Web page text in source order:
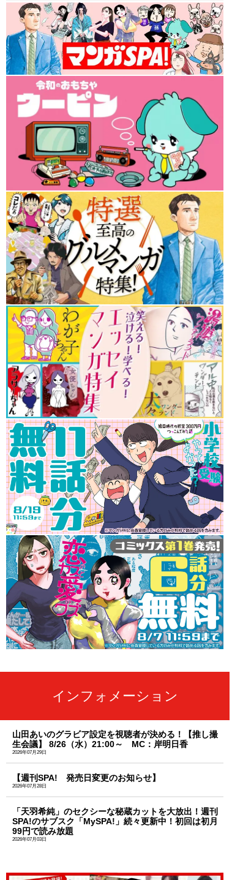
インフォメーション
山田あいのグラビア設定を視聴者が決める！【推し撮
生会議】 8/26（水）21:00～ MC：岸明日香
2026年07月29日
【週刊SPA! 発売日変更のお知らせ】
2026年07月28日
「天羽希純」のセクシーな秘蔵カットを大放出！週刊
SPA!のサブスク「MySPA!」続々更新中！初回は初月
99円で読み放題
2026年07月03日